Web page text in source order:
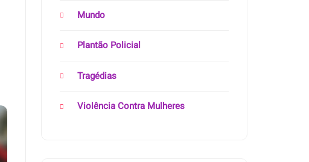
Mundo
Plantão Policial
Tragédias
Violência Contra Mulheres